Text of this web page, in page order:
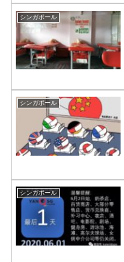
シンガポール
シンガポール
シンガポール